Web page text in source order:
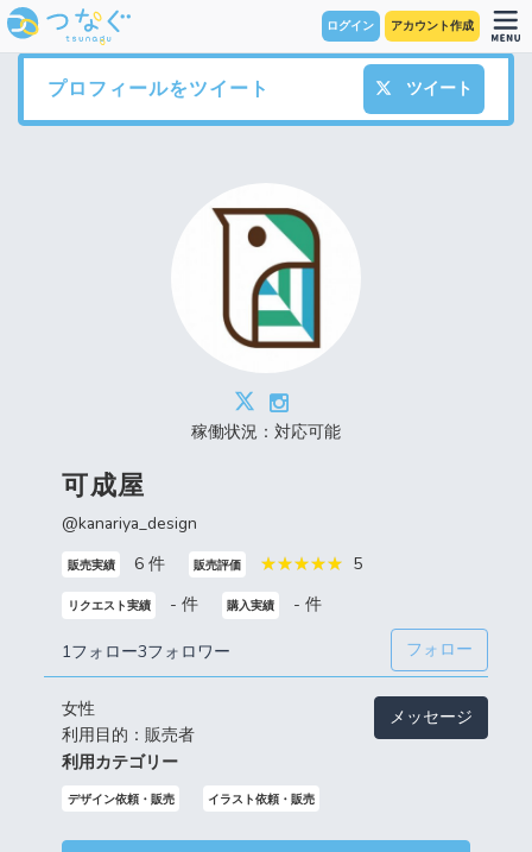
ログイン アカウント作成
プロフィールをツイート ツイート
稼働状況：対応可能
可成屋
@kanariya_design
販売実績 6 件 販売評価 5
リクエスト実績 - 件 購入実績 - 件
1フォロー3フォロワー フォロー
女性
利用目的：販売者
メッセージ
利用カテゴリー
デザイン依頼・販売 イラスト依頼・販売